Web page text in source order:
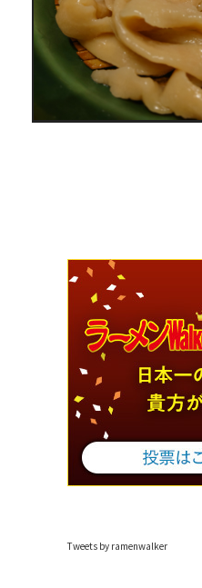
Tweets by ramenwalker